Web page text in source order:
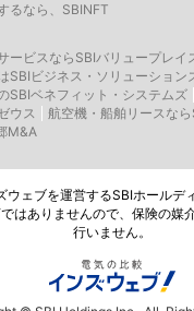
るなら、SBINFT
ービスならSBIバリュープレイ
SBIビジネス・ソリューション
SBIベネフィット・システムズ
ウス
航空機・船舶リースな
M&A
ウェブを運営するSBIホールデ
はありませんので、保険の媒
行いません。